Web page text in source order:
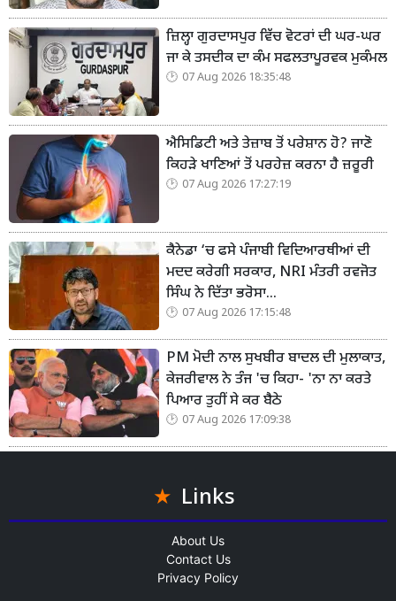
ਜ਼ਿਲ੍ਹਾ ਗੁਰਦਾਸਪੁਰ ਵਿੱਚ ਵੋਟਰਾਂ ਦੀ ਘਰ-ਘਰ
ਜਾ ਕੇ ਤਸਦੀਕ ਦਾ ਕੰਮ ਸਫਲਤਾਪੂਰਵਕ ਮੁਕੰਮਲ
07 Aug 2026 18:35:48
ਐਸਿਡਿਟੀ ਅਤੇ ਤੇਜ਼ਾਬ ਤੋਂ ਪਰੇਸ਼ਾਨ ਹੋ? ਜਾਣੋ
ਕਿਹੜੇ ਖਾਣਿਆਂ ਤੋਂ ਪਰਹੇਜ਼ ਕਰਨਾ ਹੈ ਜ਼ਰੂਰੀ
07 Aug 2026 17:27:19
ਕੈਨੇਡਾ ‘ਚ ਫਸੇ ਪੰਜਾਬੀ ਵਿਦਿਆਰਥੀਆਂ ਦੀ
ਮਦਦ ਕਰੇਗੀ ਸਰਕਾਰ, NRI ਮੰਤਰੀ ਰਵਜੋਤ
ਸਿੰਘ ਨੇ ਦਿੱਤਾ ਭਰੋਸਾ...
07 Aug 2026 17:15:48
PM ਮੋਦੀ ਨਾਲ ਸੁਖਬੀਰ ਬਾਦਲ ਦੀ ਮੁਲਾਕਾਤ,
ਕੇਜਰੀਵਾਲ ਨੇ ਤੰਜ 'ਚ ਕਿਹਾ- 'ਨਾ ਨਾ ਕਰਤੇ
ਪਿਆਰ ਤੁਹੀਂ ਸੇ ਕਰ ਬੈਠੇ
07 Aug 2026 17:09:38
Links
About Us
Contact Us
Privacy Policy